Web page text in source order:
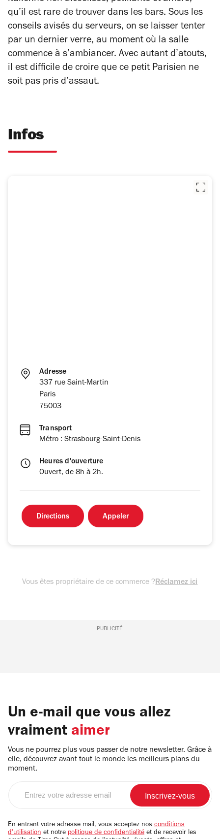
qu’il est rare de trouver dans les bars. Sous les
conseils avisés du serveurs, on se laisser tenter
par un dernier verre, au moment où la salle
commence à s’ambiancer. Avec autant d’atouts,
il est difficile de croire que ce petit Parisien ne
soit pas pris d’assaut.
Infos
Adresse
337 rue Saint-Martin
Paris
75003
Transport
Métro : Strasbourg-Saint-Denis
Heures d'ouverture
Ouvert, de 8h à 2h.
Directions Appeler
Vous êtes propriétaire de ce commerce ?Réclamez ici
PUBLICITÉ
Un e-mail que vous allez
vraiment aimer
Vous ne pourrez plus vous passer de notre newsletter. Grâce à
elle, découvrez avant tout le monde les meilleurs plans du
moment.
email
En entrant votre adresse mail, vous acceptez nos conditions
d'utilisation et notre politique de confidentialité et de recevoir les